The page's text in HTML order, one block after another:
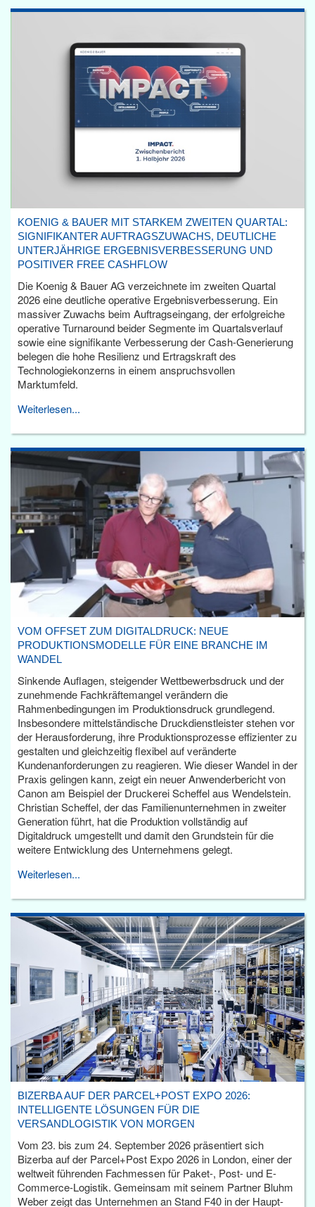
KOENIG & BAUER MIT STARKEM ZWEITEN QUARTAL:
SIGNIFIKANTER AUFTRAGSZUWACHS, DEUTLICHE
UNTERJÄHRIGE ERGEBNISVERBESSERUNG UND
POSITIVER FREE CASHFLOW
Die Koenig & Bauer AG verzeichnete im zweiten Quartal
2026 eine deutliche operative Ergebnisverbesserung. Ein
massiver Zuwachs beim Auftragseingang, der erfolgreiche
operative Turnaround beider Segmente im Quartalsverlauf
sowie eine signifikante Verbesserung der Cash-Generierung
belegen die hohe Resilienz und Ertragskraft des
Technologiekonzerns in einem anspruchsvollen
Marktumfeld.
Weiterlesen...
VOM OFFSET ZUM DIGITALDRUCK: NEUE
PRODUKTIONSMODELLE FÜR EINE BRANCHE IM
WANDEL
Sinkende Auflagen, steigender Wettbewerbsdruck und der
zunehmende Fachkräftemangel verändern die
Rahmenbedingungen im Produktionsdruck grundlegend.
Insbesondere mittelständische Druckdienstleister stehen vor
der Herausforderung, ihre Produktionsprozesse effizienter zu
gestalten und gleichzeitig flexibel auf veränderte
Kundenanforderungen zu reagieren. Wie dieser Wandel in der
Praxis gelingen kann, zeigt ein neuer Anwenderbericht von
Canon am Beispiel der Druckerei Scheffel aus Wendelstein.
Christian Scheffel, der das Familienunternehmen in zweiter
Generation führt, hat die Produktion vollständig auf
Digitaldruck umgestellt und damit den Grundstein für die
weitere Entwicklung des Unternehmens gelegt.
Weiterlesen...
BIZERBA AUF DER PARCEL+POST EXPO 2026:
INTELLIGENTE LÖSUNGEN FÜR DIE
VERSANDLOGISTIK VON MORGEN
Vom 23. bis zum 24. September 2026 präsentiert sich
Bizerba auf der Parcel+Post Expo 2026 in London, einer der
weltweit führenden Fachmessen für Paket-, Post- und E-
Commerce-Logistik. Gemeinsam mit seinem Partner Bluhm
Weber zeigt das Unternehmen an Stand F40 in der Haupt­